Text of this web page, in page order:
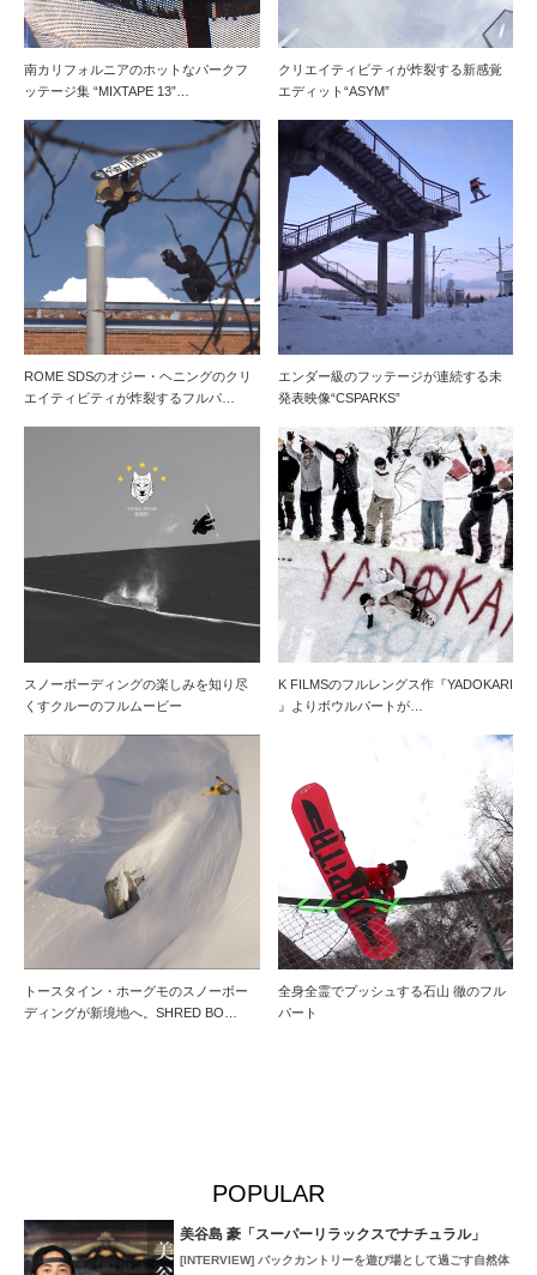
南カリフォルニアのホットなパークフ
ッテージ集 “MIXTAPE 13”…
クリエイティビティが炸裂する新感覚
エディット“ASYM”
ROME SDSのオジー・ヘニングのクリ
エイティビティが炸裂するフルパ…
エンダー級のフッテージが連続する未
発表映像“CSPARKS”
スノーボーディングの楽しみを知り尽
くすクルーのフルムービー
K FILMSのフルレングス作『YADOKARI
』よりボウルパートが…
トースタイン・ホーグモのスノーボー
ディングが新境地へ。SHRED BO…
全身全霊でプッシュする石山 徹のフル
パート
POPULAR
美谷島 豪「スーパーリラックスでナチュラル」
[INTERVIEW] バックカントリーを遊び場として過ごす自然体